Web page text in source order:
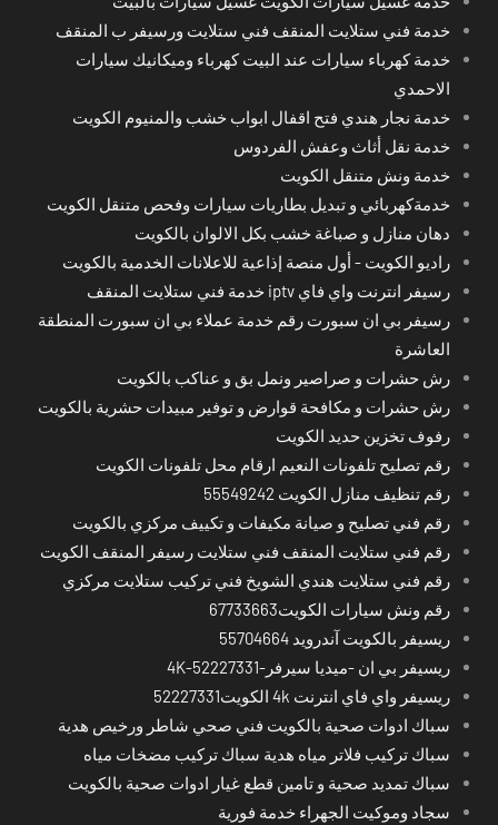
خدمة فني ستلايت المنقف فني ستلايت ورسيفر ب المنقف
خدمة كهرباء سيارات عند البيت كهرباء وميكانيك سيارات
الاحمدي
خدمة نجار هندي فتح اقفال ابواب خشب والمنيوم الكويت
خدمة نقل أثاث وعفش الفردوس
خدمة ونش متنقل الكويت
خدمةكهربائي و تبديل بطاريات سيارات وفحص متنقل الكويت
دهان منازل و صباغة خشب بكل الالوان بالكويت
راديو الكويت - أول منصة إذاعية للاعلانات الخدمية بالكويت
رسيفر انترنت واي فاي iptv خدمة فني ستلايت المنقف
رسيفر بي ان سبورت رقم خدمة عملاء بي ان سبورت المنطقة
العاشرة
رش حشرات و صراصير ونمل بق و عناكب بالكويت
رش حشرات و مكافحة قوارض و توفير مبيدات حشرية بالكويت
رفوف تخزين حديد الكويت
رقم تصليح تلفونات النعيم ارقام محل تلفونات الكويت
رقم تنظيف منازل الكويت 55549242
رقم فني تصليح و صيانة مكيفات و تكييف مركزي بالكويت
رقم فني ستلايت المنقف فني ستلايت رسيفر المنقف الكويت
رقم فني ستلايت هندي الشويخ فني تركيب ستلايت مركزي
رقم ونش سيارات الكويت67733663
ريسيفر بالكويت آندرويد 55704664
ريسيفر بي ان -ميديا سيرفر-4K-52227331
ريسيفر واي فاي انترنت 4k الكويت52227331
سباك ادوات صحية بالكويت فني صحي شاطر ورخيص هدية
سباك تركيب فلاتر مياه هدية سباك تركيب مضخات مياه
سباك تمديد صحية و تامين قطع غيار ادوات صحية بالكويت
سجاد وموكيت الجهراء خدمة فورية